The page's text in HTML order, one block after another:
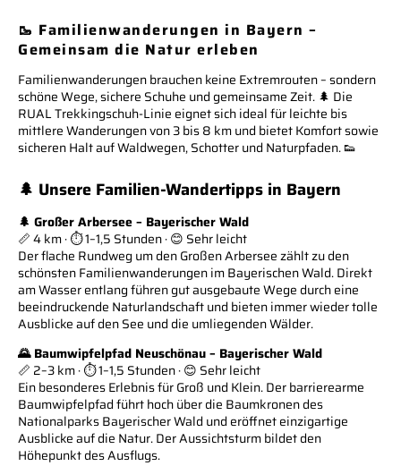
🥾 Familienwanderungen in Bayern –
Gemeinsam die Natur erleben
Familienwanderungen brauchen keine Extremrouten – sondern
schöne Wege, sichere Schuhe und gemeinsame Zeit. 🌲 Die
RUAL Trekkingschuh-Linie eignet sich ideal für leichte bis
mittlere Wanderungen von 3 bis 8 km und bietet Komfort sowie
sicheren Halt auf Waldwegen, Schotter und Naturpfaden. 👟
🌲 Unsere Familien-Wandertipps in Bayern
🌲 Großer Arbersee – Bayerischer Wald
📏 4 km · ⏱️ 1–1,5 Stunden · 😊 Sehr leicht
Der flache Rundweg um den Großen Arbersee zählt zu den
schönsten Familienwanderungen im Bayerischen Wald. Direkt
am Wasser entlang führen gut ausgebaute Wege durch eine
beeindruckende Naturlandschaft und bieten immer wieder tolle
Ausblicke auf den See und die umliegenden Wälder.
🌄 Baumwipfelpfad Neuschönau – Bayerischer Wald
📏 2–3 km · ⏱️ 1–1,5 Stunden · 😊 Sehr leicht
Ein besonderes Erlebnis für Groß und Klein. Der barrierearme
Baumwipfelpfad führt hoch über die Baumkronen des
Nationalparks Bayerischer Wald und eröffnet einzigartige
Ausblicke auf die Natur. Der Aussichtsturm bildet den
Höhepunkt des Ausflugs.